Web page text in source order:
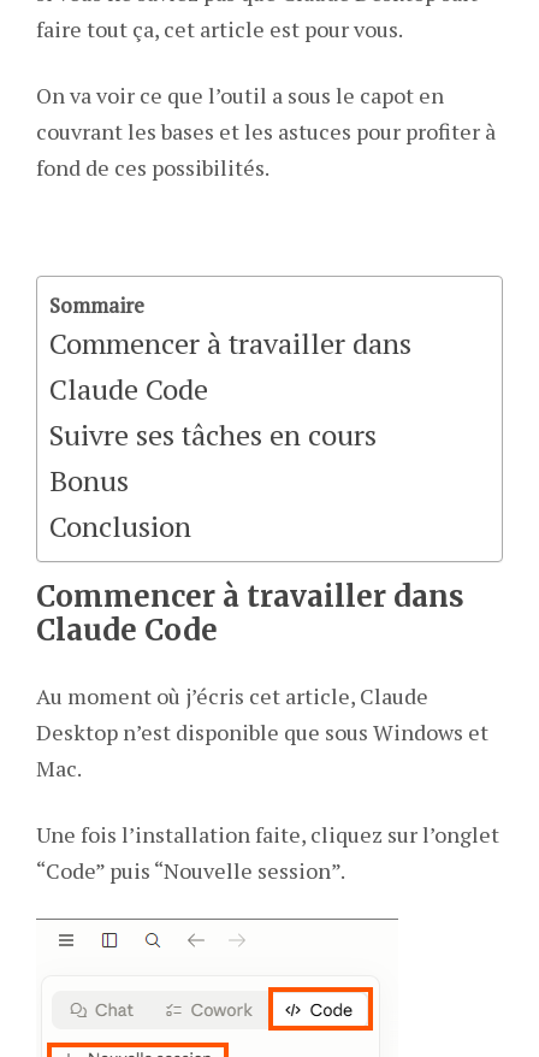
faire tout ça, cet article est pour vous.
On va voir ce que l’outil a sous le capot en
couvrant les bases et les astuces pour profiter à
fond de ces possibilités.
Sommaire
Commencer à travailler dans
Claude Code
Suivre ses tâches en cours
Bonus
Conclusion
Commencer à travailler dans
Claude Code
Au moment où j’écris cet article, Claude
Desktop n’est disponible que sous Windows et
Mac.
Une fois l’installation faite, cliquez sur l’onglet
“Code” puis “Nouvelle session”.